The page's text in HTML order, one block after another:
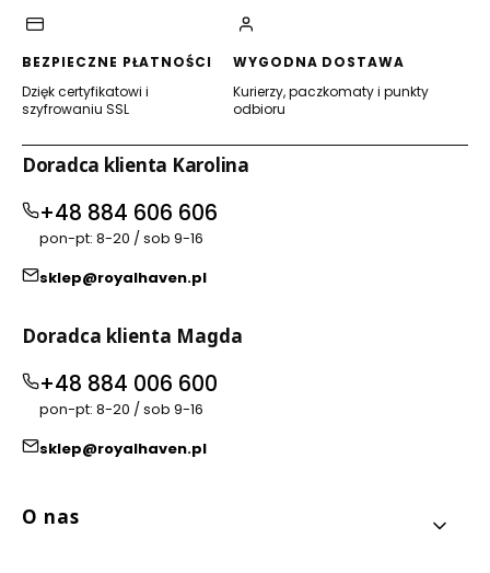
BEZPIECZNE PŁATNOŚCI
Dzięk certyfikatowi i
szyfrowaniu SSL
WYGODNA DOSTAWA
Kurierzy, paczkomaty i punkty
odbioru
Doradca klienta Karolina
+48 884 606 606
pon-pt: 8-20 / sob 9-16
sklep@royalhaven.pl
Doradca klienta Magda
+48 884 006 600
pon-pt: 8-20 / sob 9-16
sklep@royalhaven.pl
Linki w stopce
O nas